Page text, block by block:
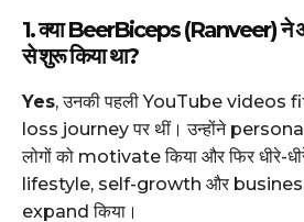
1. क्या BeerBiceps (Ranveer) ने
से शुरू किया था?
Yes, उनकी पहली YouTube
loss journey पर थीं। उन्होंने
लोगों को motivate किया और फिर धीरे-
lifestyle, self-growth और
expand किया।